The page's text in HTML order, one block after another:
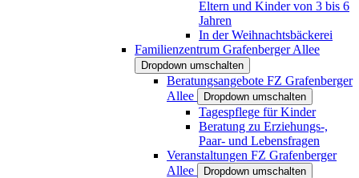
Eltern und Kinder von 3 bis 6
Jahren
In der Weihnachtsbäckerei
Familienzentrum Grafenberger Allee
Dropdown umschalten
Beratungsangebote FZ Grafenberger
Allee
Dropdown umschalten
Tagespflege für Kinder
Beratung zu Erziehungs-,
Paar- und Lebensfragen
Veranstaltungen FZ Grafenberger
Allee
Dropdown umschalten